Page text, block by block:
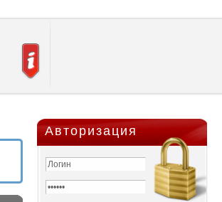
Авторизация